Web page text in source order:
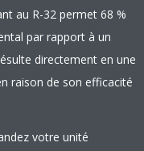
au R-32 permet 68 %
par rapport à un
directement en une
raison de son efficacité
votre unité